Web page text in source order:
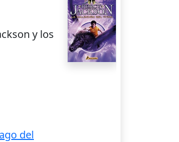
y los
del